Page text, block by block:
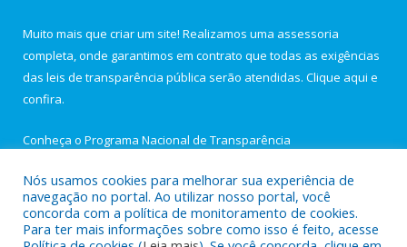
Muito mais que criar um site! Realizamos uma assessoria
completa, onde garantimos em contrato que todas as exigências
das leis de transparência pública serão atendidas. Clique aqui e
confira.
Conheça o Programa Nacional de Transparência
Todos os direitos reservados a Câmara Municipal de Igarapé-
Nós usamos cookies para melhorar sua experiência de
navegação no portal. Ao utilizar nosso portal, você
concorda com a política de monitoramento de cookies.
Para ter mais informações sobre como isso é feito, acesse